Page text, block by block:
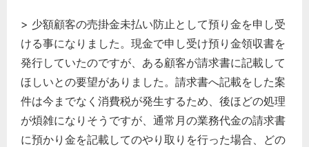
> 少額顧客の売掛金未払い防止として預り金を申し受
ける事になりました。現金で申し受け預り金領収書を
発行していたのですが、ある顧客が請求書に記載して
ほしいとの要望がありました。請求書へ記載をした案
件は今までなく消費税が発生するため、後ほどの処理
が煩雑になりそうですが、通常月の業務代金の請求書
に預かり金を記載してのやり取りを行った場合、どの